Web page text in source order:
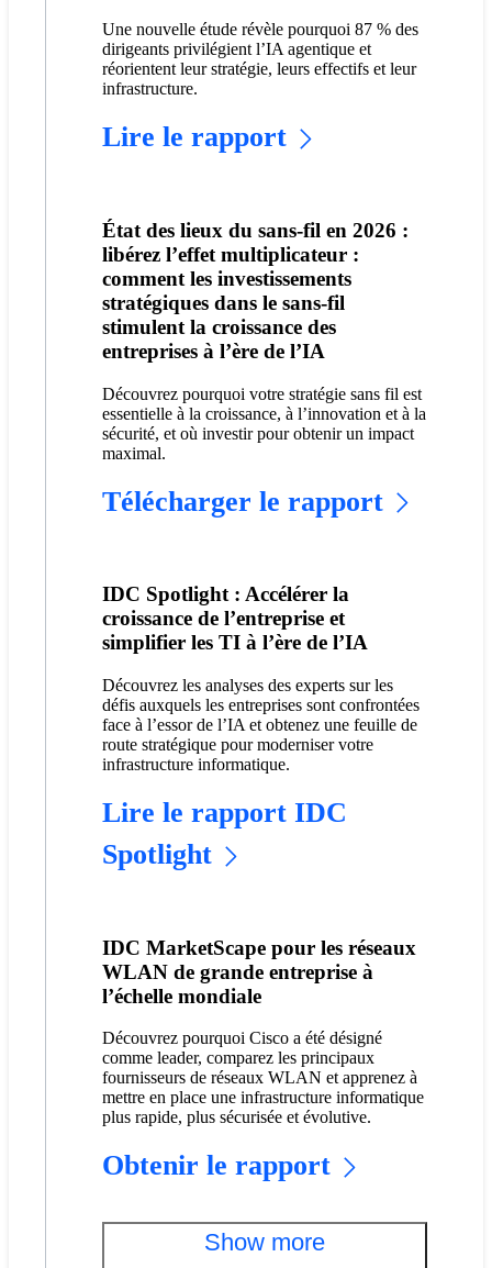
Une nouvelle étude révèle pourquoi 87 % des
dirigeants privilégient l’IA agentique et
réorientent leur stratégie, leurs effectifs et leur
infrastructure.
Lire le rapport
État des lieux du sans-fil en 2026 :
libérez l’effet multiplicateur :
comment les investissements
stratégiques dans le sans-fil
stimulent la croissance des
entreprises à l’ère de l’IA
Découvrez pourquoi votre stratégie sans fil est
essentielle à la croissance, à l’innovation et à la
sécurité, et où investir pour obtenir un impact
maximal.
Télécharger le rapport
IDC Spotlight : Accélérer la
croissance de l’entreprise et
simplifier les TI à l’ère de l’IA
Découvrez les analyses des experts sur les
défis auxquels les entreprises sont confrontées
face à l’essor de l’IA et obtenez une feuille de
route stratégique pour moderniser votre
infrastructure informatique.
Lire le rapport IDC
Spotlight
IDC MarketScape pour les réseaux
WLAN de grande entreprise à
l’échelle mondiale
Découvrez pourquoi Cisco a été désigné
comme leader, comparez les principaux
fournisseurs de réseaux WLAN et apprenez à
mettre en place une infrastructure informatique
plus rapide, plus sécurisée et évolutive.
Obtenir le rapport
Show more